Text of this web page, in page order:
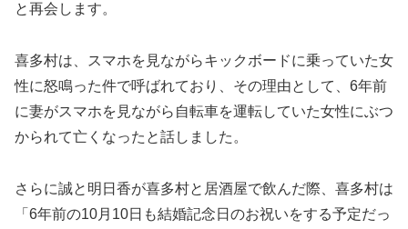
と再会します。
喜多村は、スマホを見ながらキックボードに乗っていた女
性に怒鳴った件で呼ばれており、その理由として、6年前
に妻がスマホを見ながら自転車を運転していた女性にぶつ
かられて亡くなったと話しました。
さらに誠と明日香が喜多村と居酒屋で飲んだ際、喜多村は
「6年前の10月10日も結婚記念日のお祝いをする予定だっ